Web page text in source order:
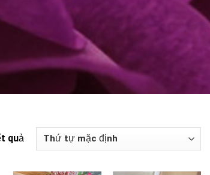
quả